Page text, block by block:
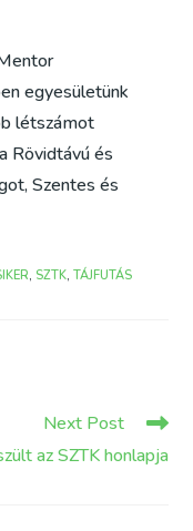
egyesületünk
létszámot
Rövidtávú és
Szentes és
, SZTK, TÁJFUTÁS
Next Post
az SZTK honlapja